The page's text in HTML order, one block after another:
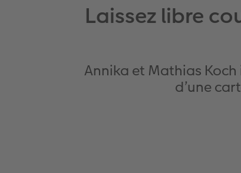
Laissez libre
Annika et Mathias
d’une